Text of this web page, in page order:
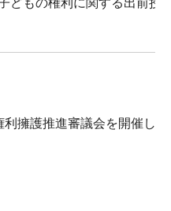
どもの権利に関する出前授
擁護推進審議会を開催し